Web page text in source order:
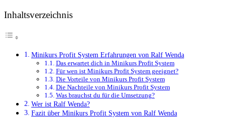
Inhaltsverzeichnis
Minikurs Profit System Erfahrungen von Ralf Wenda
Das erwartet dich in Minikurs Profit System
Für wen ist Minikurs Profit System geeignet?
Die Vorteile von Minikurs Profit System
Die Nachteile von Minikurs Profit System
Was brauchst du für die Umsetzung?
Wer ist Ralf Wenda?
Fazit über Minikurs Profit System von Ralf Wenda